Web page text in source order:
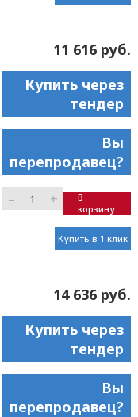
11 616 руб.
Купить через
тендер
Вы
перепродавец?
– +
В
корзину
Купить в 1 клик
14 636 руб.
Купить через
тендер
Вы
перепродавец?